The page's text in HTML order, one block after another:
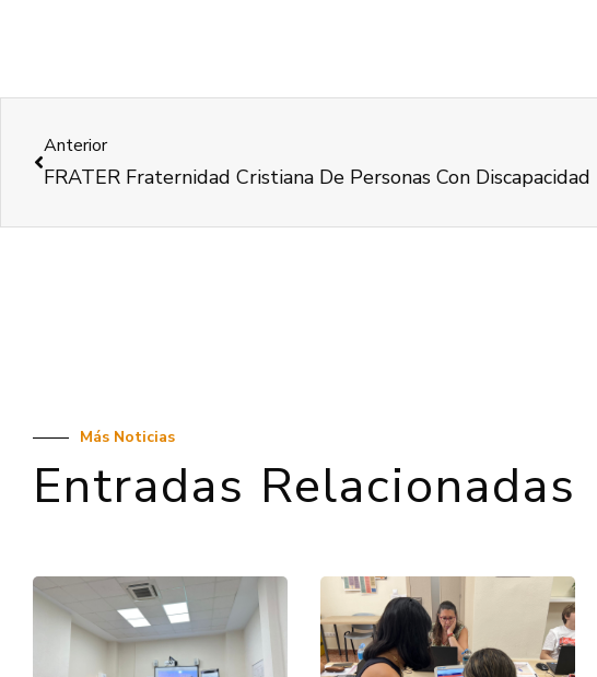
Anterior
FRATER Fraternidad Cristiana De Personas Con Discapacidad
Más Noticias
Entradas Relacionadas